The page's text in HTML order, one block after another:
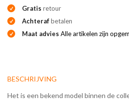
Gratis retour
Achterafbetalen
Maat advies Alle artikelen zijn
BESCHRIJVING
Het is een bekend model binnen de